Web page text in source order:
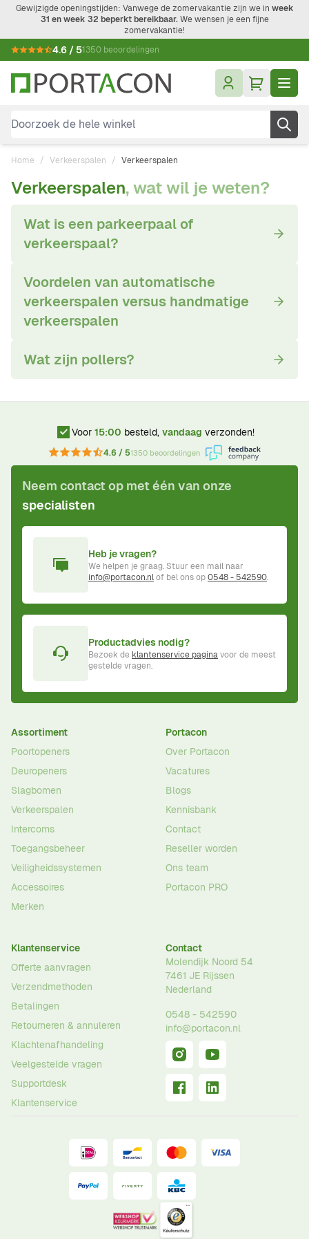
Ga naar de inhoud
Gewijzigde openingstijden: Vanwege de zomervakantie zijn we in week
31 en week 32 beperkt bereikbaar.We wensen je een fijne
zomervakantie!
4.6 / 51350 beoordelingen
Doorzoek de hele winkel
Home / Verkeerspalen / Verkeerspalen
Verkeerspalen, wat wil je weten?
Wat is een parkeerpaal of
verkeerspaal?
Voordelen van automatische
verkeerspalen versus handmatige
verkeerspalen
Wat zijn pollers?
Voor 15:00 besteld, vandaag verzonden!
4.6 / 51350 beoordelingen
Neem contact op met één van onze
specialisten
Heb je vragen?
We helpen je graag. Stuur een mail naar
info@portacon.nlof bel ons op0548 - 542590.
Productadvies nodig?
Bezoek de klantenservice paginavoor de meest
gestelde vragen.
Assortiment
Poortopeners
Deuropeners
Slagbomen
Verkeerspalen
Intercoms
Toegangsbeheer
Veiligheidssystemen
Accessoires
Merken
Portacon
Over Portacon
Vacatures
Blogs
Kennisbank
Contact
Reseller worden
Ons team
Portacon PRO
Klantenservice
Offerte aanvragen
Verzendmethoden
Betalingen
Retourneren & annuleren
Klachtenafhandeling
Veelgestelde vragen
Supportdesk
Klantenservice
Contact
Molendijk Noord 54
7461 JE Rijssen
Nederland
0548 - 542590
info@portacon.nl